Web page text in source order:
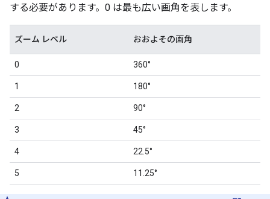
する必要があります。0 は最も広い画角を表します。
ズーム レベル おおよその画角
0 360°
1 180°
2 90°
3 45°
4 22.5°
5 11.25°